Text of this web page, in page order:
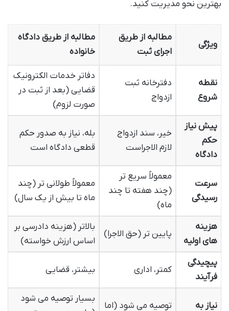
بهترین نحو مدیریت کنید.
ویژگی
مطالبه از طریق
اجرای ثبت
مطالبه از طریق دادگاه
خانواده
نقطه
شروع
دفترخانه ثبت
ازدواج
دفاتر خدمات الکترونیک
قضایی (بعد از ثبت در
صورت لزوم)
پیش نیاز
حکم
دادگاه
خیر، سند ازدواج
لازم الاجراست
بله، نیاز به صدور حکم
قطعی دادگاه است
سرعت
رسیدگی
معمولاً سریع تر
(چند هفته تا چند
ماه)
معمولاً طولانی تر (چند
ماه تا بیش از یک سال)
هزینه
های اولیه
پایین تر (حق الاجرا)
بالاتر (هزینه دادرسی بر
اساس ارزش خواسته)
پیچیدگی
فرآیند
کمتر، اداری بیشتر، قضایی
نیاز به توصیه می شود (اما
بسیار توصیه می شود